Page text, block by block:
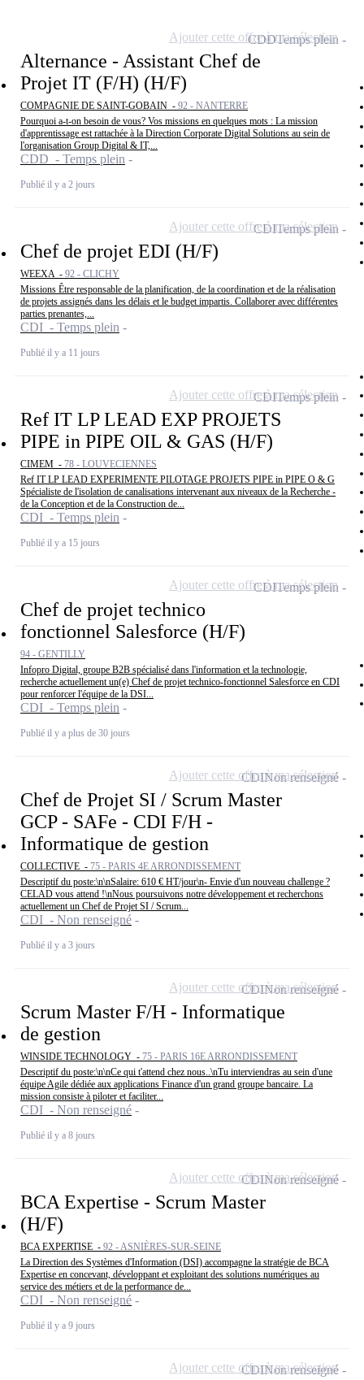
Alternance - Assistant Chef de
Projet IT (F/H) (H/F)
COMPAGNIE DE SAINT-GOBAIN - 92 - NANTERRE
Pourquoi a-t-on besoin de vous? Vos missions en quelques mots : La mission
d'apprentissage est rattachée à la Direction Corporate Digital Solutions au sein de
l'organisation Group Digital & IT,...
CDD - Temps plein
Publié il y a 2 jours
CDDTemps plein
Ajouter cette offre à ma sélection
Chef de projet EDI (H/F)
WEEXA - 92 - CLICHY
Missions Être responsable de la planification, de la coordination et de la réalisation
de projets assignés dans les délais et le budget impartis. Collaborer avec différentes
parties prenantes,...
CDI - Temps plein
Publié il y a 11 jours
CDITemps plein
Ajouter cette offre à ma sélection
Ref IT LP LEAD EXP PROJETS
PIPE in PIPE OIL & GAS (H/F)
CIMEM - 78 - LOUVECIENNES
Ref IT LP LEAD EXPERIMENTE PILOTAGE PROJETS PIPE in PIPE O & G
Spécialiste de l'isolation de canalisations intervenant aux niveaux de la Recherche -
de la Conception et de la Construction de...
CDI - Temps plein
Publié il y a 15 jours
CDITemps plein
Ajouter cette offre à ma sélection
Chef de projet technico
fonctionnel Salesforce (H/F)
94 - GENTILLY
Infopro Digital, groupe B2B spécialisé dans l'information et la technologie,
recherche actuellement un(e) Chef de projet technico-fonctionnel Salesforce en CDI
pour renforcer l'équipe de la DSI...
CDI - Temps plein
Publié il y a plus de 30 jours
CDITemps plein
Ajouter cette offre à ma sélection
Chef de Projet SI / Scrum Master
GCP - SAFe - CDI F/H -
Informatique de gestion
COLLECTIVE - 75 - PARIS 4E ARRONDISSEMENT
Descriptif du poste:\n\nSalaire: 610 € HT/jour\n- Envie d'un nouveau challenge ?
CELAD vous attend !\nNous poursuivons notre développement et recherchons
actuellement un Chef de Projet SI / Scrum...
CDI - Non renseigné
Publié il y a 3 jours
CDINon renseigné
Ajouter cette offre à ma sélection
Scrum Master F/H - Informatique
de gestion
WINSIDE TECHNOLOGY - 75 - PARIS 16E ARRONDISSEMENT
Descriptif du poste:\n\nCe qui t'attend chez nous..\nTu interviendras au sein d'une
équipe Agile dédiée aux applications Finance d'un grand groupe bancaire. La
mission consiste à piloter et faciliter...
CDI - Non renseigné
Publié il y a 8 jours
CDINon renseigné
Ajouter cette offre à ma sélection
BCA Expertise - Scrum Master
(H/F)
BCA EXPERTISE - 92 - ASNIÈRES-SUR-SEINE
La Direction des Systèmes d'Information (DSI) accompagne la stratégie de BCA
Expertise en concevant, développant et exploitant des solutions numériques au
service des métiers et de la performance de...
CDI - Non renseigné
Publié il y a 9 jours
CDINon renseigné
Ajouter cette offre à ma sélection
CDINon renseigné
Ajouter cette offre à ma sélection